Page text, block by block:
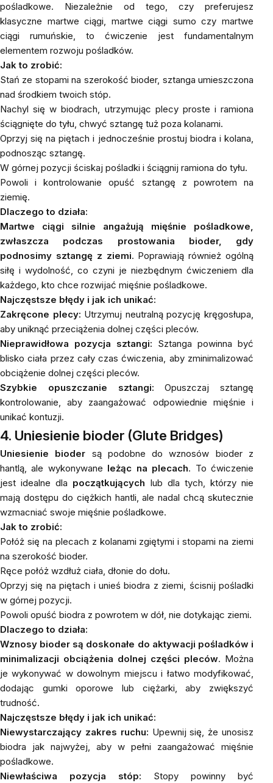
pośladkowe. Niezależnie od tego, czy preferujesz
klasyczne martwe ciągi, martwe ciągi sumo czy martwe
ciągi rumuńskie, to ćwiczenie jest fundamentalnym
elementem rozwoju pośladków.
Jak to zrobić:
Stań ze stopami na szerokość bioder, sztanga umieszczona
nad środkiem twoich stóp.
Nachyl się w biodrach, utrzymując plecy proste i ramiona
ściągnięte do tyłu, chwyć sztangę tuż poza kolanami.
Oprzyj się na piętach i jednocześnie prostuj biodra i kolana,
podnosząc sztangę.
W górnej pozycji ściskaj pośladki i ściągnij ramiona do tyłu.
Powoli i kontrolowanie opuść sztangę z powrotem na
ziemię.
Dlaczego to działa:
Martwe ciągi silnie angażują mięśnie pośladkowe,
zwłaszcza podczas prostowania bioder, gdy
podnosimy sztangę z ziemi. Poprawiają również ogólną
siłę i wydolność, co czyni je niezbędnym ćwiczeniem dla
każdego, kto chce rozwijać mięśnie pośladkowe.
Najczęstsze błędy i jak ich unikać:
Zakręcone plecy: Utrzymuj neutralną pozycję kręgosłupa,
aby uniknąć przeciążenia dolnej części pleców.
Nieprawidłowa pozycja sztangi: Sztanga powinna być
blisko ciała przez cały czas ćwiczenia, aby zminimalizować
obciążenie dolnej części pleców.
Szybkie opuszczanie sztangi: Opuszczaj sztangę
kontrolowanie, aby zaangażować odpowiednie mięśnie i
unikać kontuzji.
4. Uniesienie bioder (Glute Bridges)
Uniesienie bioder są podobne do wznosów bioder z
hantlą, ale wykonywane leżąc na plecach. To ćwiczenie
jest idealne dla początkujących lub dla tych, którzy nie
mają dostępu do ciężkich hantli, ale nadal chcą skutecznie
wzmacniać swoje mięśnie pośladkowe.
Jak to zrobić:
Połóż się na plecach z kolanami zgiętymi i stopami na ziemi
na szerokość bioder.
Ręce połóż wzdłuż ciała, dłonie do dołu.
Oprzyj się na piętach i unieś biodra z ziemi, ścisnij pośladki
w górnej pozycji.
Powoli opuść biodra z powrotem w dół, nie dotykając ziemi.
Dlaczego to działa:
Wznosy bioder są doskonałe do aktywacji pośladków i
minimalizacji obciążenia dolnej części pleców. Można
je wykonywać w dowolnym miejscu i łatwo modyfikować,
dodając gumki oporowe lub ciężarki, aby zwiększyć
trudność.
Najczęstsze błędy i jak ich unikać:
Niewystarczający zakres ruchu: Upewnij się, że unosisz
biodra jak najwyżej, aby w pełni zaangażować mięśnie
pośladkowe.
Niewłaściwa pozycja stóp: Stopy powinny być